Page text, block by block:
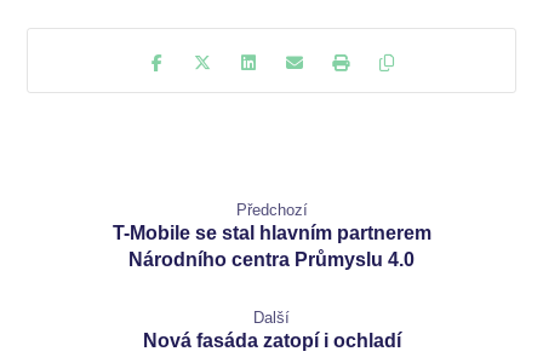
Předchozí
T-Mobile se stal hlavním partnerem
Národního centra Průmyslu 4.0
Další
Nová fasáda zatopí i ochladí